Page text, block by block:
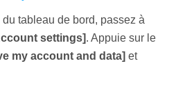
tableau de bord, passez à
settings]. Appuie sur le
my account and data] et